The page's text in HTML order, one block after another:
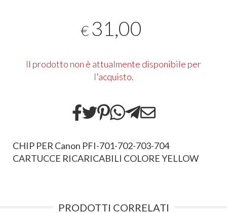
€ 31,00
Il prodotto non è attualmente disponibile per
l'acquisto.
CHIP PER Canon PFI-701-702-703-704
CARTUCCE RICARICABILI COLORE YELLOW
PRODOTTI CORRELATI